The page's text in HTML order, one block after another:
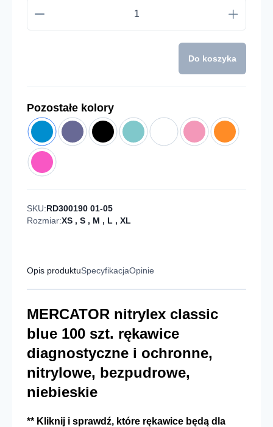
Do koszyka
Pozostałe kolory
SKU:RD300190 01-05
Rozmiar:XS , S , M , L , XL
Opis produktuSpecyfikacjaOpinie
MERCATOR nitrylex classic
blue 100 szt. rękawice
diagnostyczne i ochronne,
nitrylowe, bezpudrowe,
niebieskie
** Kliknij i sprawdź, które rękawice będą dla